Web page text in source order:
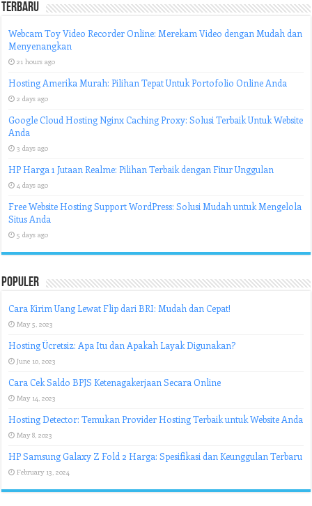
Terbaru
Webcam Toy Video Recorder Online: Merekam Video dengan Mudah dan
Menyenangkan
21 hours ago
Hosting Amerika Murah: Pilihan Tepat Untuk Portofolio Online Anda
2 days ago
Google Cloud Hosting Nginx Caching Proxy: Solusi Terbaik Untuk Website
Anda
3 days ago
HP Harga 1 Jutaan Realme: Pilihan Terbaik dengan Fitur Unggulan
4 days ago
Free Website Hosting Support WordPress: Solusi Mudah untuk Mengelola
Situs Anda
5 days ago
Populer
Cara Kirim Uang Lewat Flip dari BRI: Mudah dan Cepat!
May 5, 2023
Hosting Ücretsiz: Apa Itu dan Apakah Layak Digunakan?
June 10, 2023
Cara Cek Saldo BPJS Ketenagakerjaan Secara Online
May 14, 2023
Hosting Detector: Temukan Provider Hosting Terbaik untuk Website Anda
May 8, 2023
HP Samsung Galaxy Z Fold 2 Harga: Spesifikasi dan Keunggulan Terbaru
February 13, 2024